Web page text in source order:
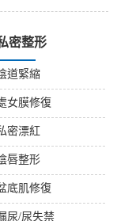
密整形
道緊縮
女膜修復
密漂紅
唇整形
底肌修復
尿/尿失禁